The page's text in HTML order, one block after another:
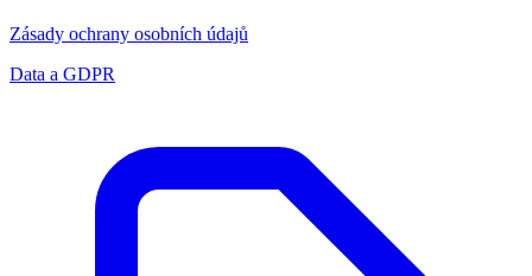
Zásady ochrany osobních údajů
Data a GDPR